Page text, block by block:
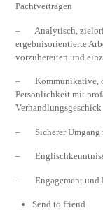
Pachtverträgen
– Analytisch,
ergebnisorientierte
vorzubereiten und
– Kommunikative,
Persönlichkeit mit
Verhandlungsgeschick
– Sicherer Umgang
–
– Engagement und
Send to friend